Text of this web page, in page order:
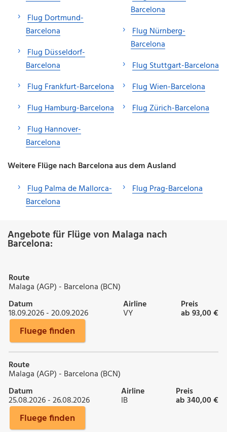
Flug Dortmund-
Barcelona
Flug Düsseldorf-
Barcelona
Flug Frankfurt-Barcelona
Flug Hamburg-Barcelona
Flug Hannover-
Barcelona
Barcelona
Flug Nürnberg-
Barcelona
Flug Stuttgart-Barcelona
Flug Wien-Barcelona
Flug Zürich-Barcelona
Weitere Flüge nach Barcelona aus dem Ausland
Flug Palma de Mallorca-
Barcelona
Flug Prag-Barcelona
Angebote für Flüge von Malaga nach
Barcelona:
Route
Malaga (AGP) - Barcelona (BCN)
Datum
18.09.2026 - 20.09.2026
Airline
VY
Preis
ab 93,00 €
Fluege finden
Route
Malaga (AGP) - Barcelona (BCN)
Datum
25.08.2026 - 26.08.2026
Airline
IB
Preis
ab 340,00 €
Fluege finden